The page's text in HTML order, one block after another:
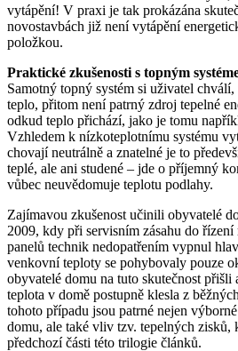
vytápění! V praxi je tak prokázána
novostavbách již není vytápění
položkou.
Praktické zkušenosti s topným
Samotný topný systém si uživatel
teplo, přitom není patrný zdroj tepelné
odkud teplo přichází, jako je tomu
Vzhledem k nízkoteplotnímu systému
chovají neutrálně a znatelné je to
teplé, ale ani studené – jde o příjemný
vůbec neuvědomuje teplotu podlahy.
Zajímavou zkušenost učinili obyvatelé
2009, kdy při servisním zásahu do
panelů technik nedopatřením vypnul
venkovní teploty se pohybovaly pouze
obyvatelé domu na tuto skutečnost přišli
teplota v domě postupně klesla z
tohoto případu jsou patrné nejen
domu, ale také vliv tzv. tepelných zisků,
předchozí části této trilogie článků.